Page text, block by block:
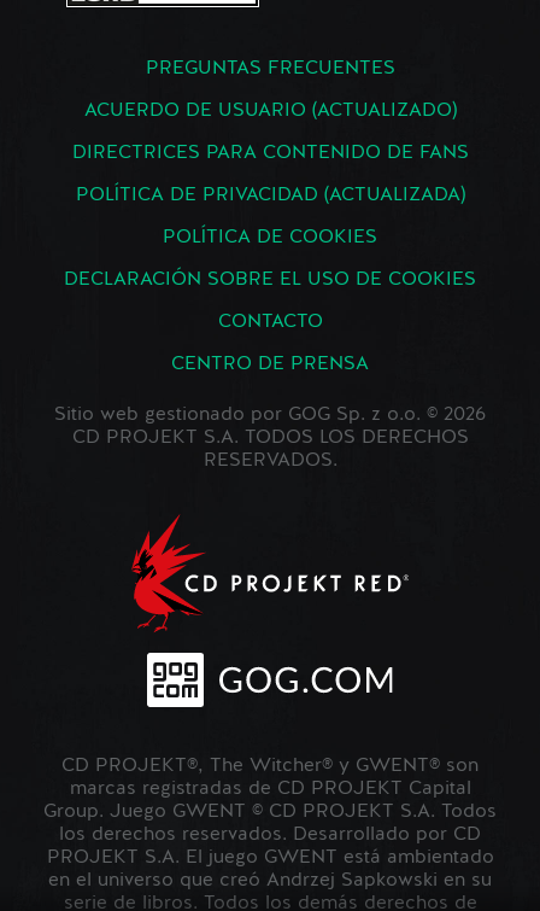
PREGUNTAS FRECUENTES
ACUERDO DE USUARIO (ACTUALIZADO)
DIRECTRICES PARA CONTENIDO DE FANS
POLÍTICA DE PRIVACIDAD (ACTUALIZADA)
POLÍTICA DE COOKIES
DECLARACIÓN SOBRE EL USO DE COOKIES
CONTACTO
CENTRO DE PRENSA
Sitio web gestionado por GOG Sp. z o.o. © 2026
CD PROJEKT S.A. TODOS LOS DERECHOS
RESERVADOS.
CD PROJEKT®, The Witcher® y GWENT® son
marcas registradas de CD PROJEKT Capital
Group. Juego GWENT © CD PROJEKT S.A. Todos
los derechos reservados. Desarrollado por CD
PROJEKT S.A. El juego GWENT está ambientado
en el universo que creó Andrzej Sapkowski en su
serie de libros. Todos los demás derechos de